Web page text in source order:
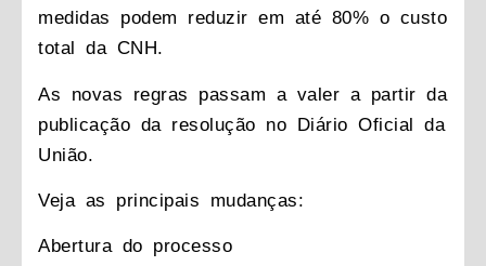
medidas podem reduzir em até 80% o custo
total da CNH.
As novas regras passam a valer a partir da
publicação da resolução no Diário Oficial da
União.
Veja as principais mudanças:
Abertura do processo